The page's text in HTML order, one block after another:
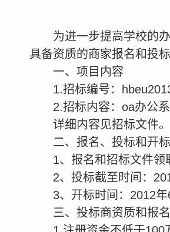
为进一步提高学校的
具备资质的商家报名和投标
一、项目内容
1.招标编号：
2.招标内容：oa办公
详细内容见招标文件。
二、报名、投标和开
1、报名和招标文件
2、投标截至时间：
3、开标时间：2012
三、投标商资质和报